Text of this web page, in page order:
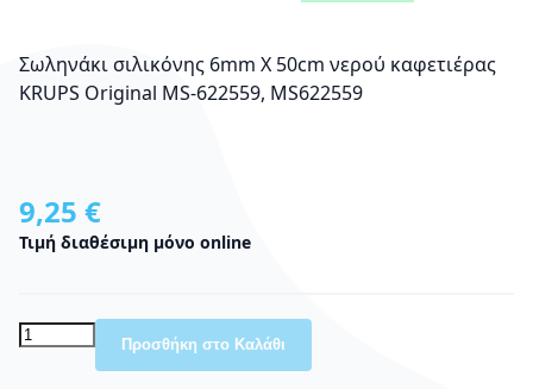
Σωληνάκι σιλικόνης 6mm X 50cm νερού καφετιέρας
KRUPS Οriginal MS-622559, MS622559
9,25 €
Τιμή διαθέσιμη μόνο online
Προσθήκη στο Καλάθι